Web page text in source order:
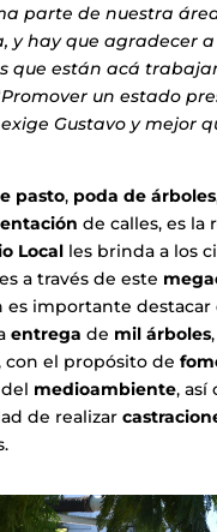
parte de nuestra
y hay que agradecer a
que están acá
Promover un estado
Gustavo y mejor
pasto, poda de árboles
de calles, es la
Localles brinda a los
a través de este
es importante destacar
entrega de mil árboles,
con el propósito de
medioambiente, así
de realizar